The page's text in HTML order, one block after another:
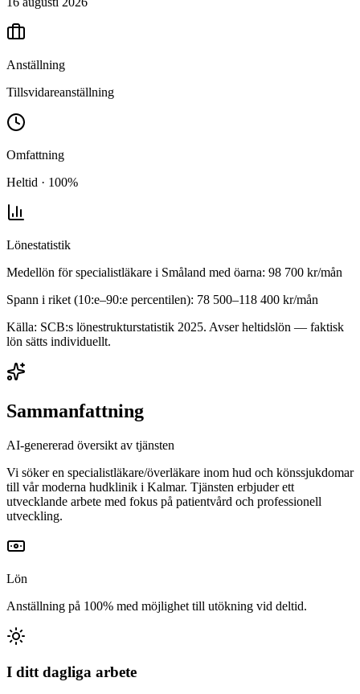
Anställning
Tillsvidareanställning
Omfattning
Heltid · 100%
Lönestatistik
Medellön förspecialistläkare i Småland med öarna: 98 700 kr/mån
Spann i riket (10:e–90:e percentilen): 78 500–118 400 kr/mån
Källa: SCB:s lönestrukturstatistik 2025. Avser heltidslön — faktisk
lön sätts individuellt.
Sammanfattning
AI-genererad översikt av tjänsten
Vi söker en specialistläkare/överläkare inom hud och könssjukdomar
till vår moderna hudklinik i Kalmar. Tjänsten erbjuder ett
utvecklande arbete med fokus på patientvård och professionell
utveckling.
Lön
Anställning på 100% med möjlighet till utökning vid deltid.
I ditt dagliga arbete